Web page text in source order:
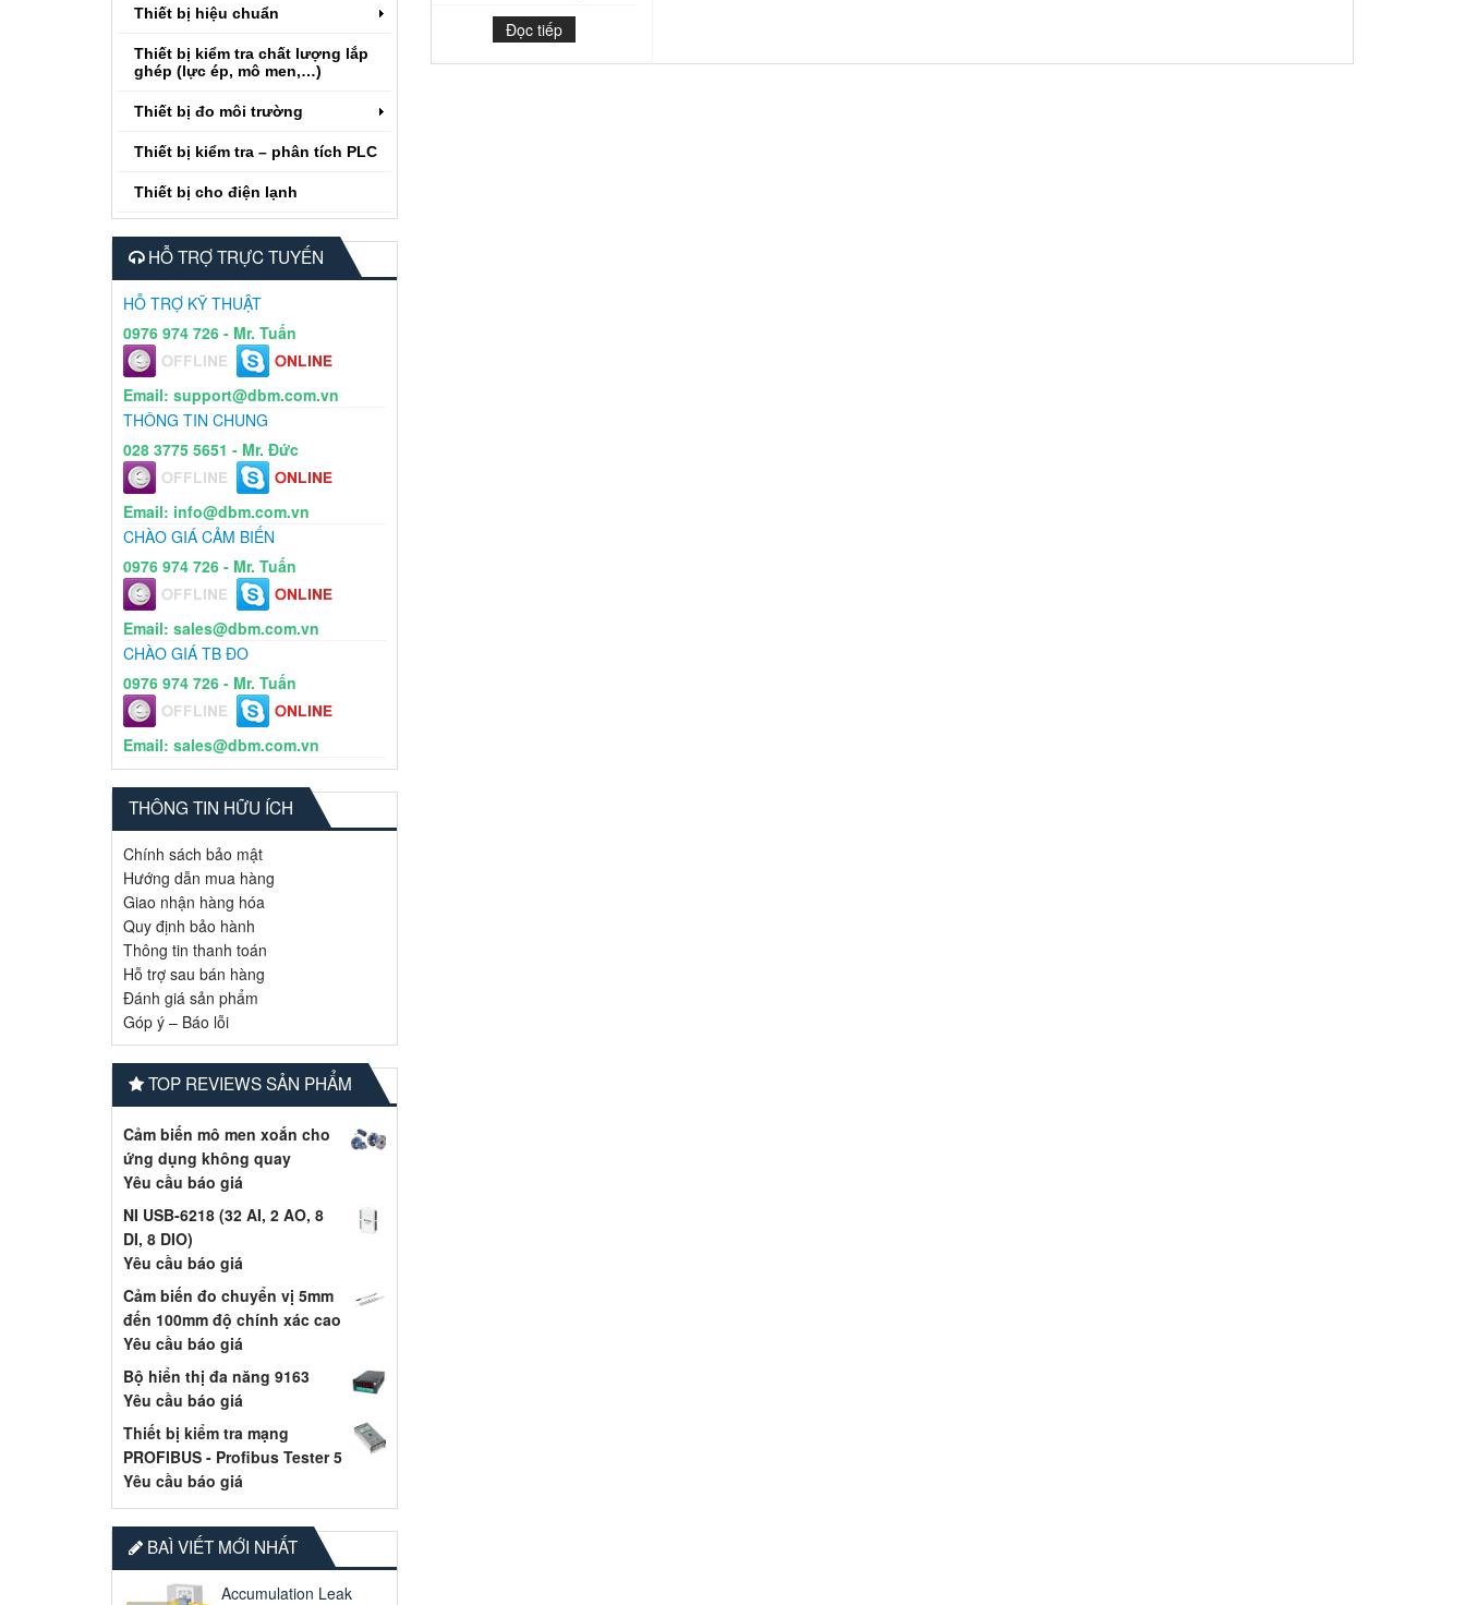
Thiết bị hiệu chuẩn
Thiết bị kiểm tra chất lượng lắp
ghép (lực ép, mô men,…)
Thiết bị đo môi trường
Thiết bị kiểm tra – phân tích PLC
Thiết bị cho điện lạnh
HỖ TRỢ TRỰC TUYẾN
HỖ TRỢ KỸ THUẬT
0976 974 726 - Mr. Tuấn
Email: support@dbm.com.vn
THÔNG TIN CHUNG
028 3775 5651 - Mr. Đức
Email: info@dbm.com.vn
CHÀO GIÁ CẢM BIẾN
0976 974 726 - Mr. Tuấn
Email: sales@dbm.com.vn
CHÀO GIÁ TB ĐO
0976 974 726 - Mr. Tuấn
Email: sales@dbm.com.vn
THÔNG TIN HỮU ÍCH
Chính sách bảo mật
Hướng dẫn mua hàng
Giao nhận hàng hóa
Quy định bảo hành
Thông tin thanh toán
Hỗ trợ sau bán hàng
Đánh giá sản phẩm
Góp ý – Báo lỗi
TOP REVIEWS SẢN PHẨM
Cảm biến mô men xoắn cho
ứng dụng không quay
Yêu cầu báo giá
NI USB-6218 (32 AI, 2 AO, 8
DI, 8 DIO)
Yêu cầu báo giá
Cảm biến đo chuyển vị 5mm
đến 100mm độ chính xác cao
Yêu cầu báo giá
Bộ hiển thị đa năng 9163
Yêu cầu báo giá
Thiết bị kiểm tra mạng
PROFIBUS - Profibus Tester 5
Yêu cầu báo giá
BAÌ VIẾT MỚI NHẤT
Accumulation Leak
Đọc tiếp